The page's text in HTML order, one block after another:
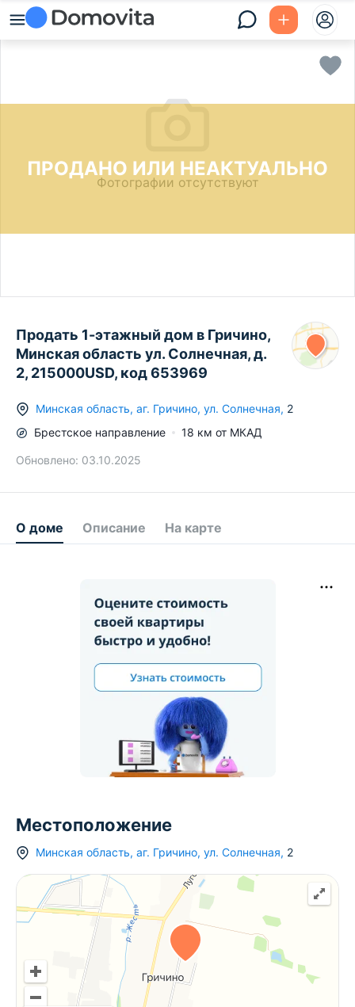
ПРОДАНО ИЛИ НЕАКТУАЛЬНО
Фотографии отсутствуют
Продать 1-этажный дом в Гричино,
Минская область ул. Солнечная, д.
2, 215000USD, код 653969
Минская область, аг. Гричино, ул. Солнечная, 2
Брестское направление 18 км от МКАД
Обновлено: 03.10.2025
О доме Описание На карте
Местоположение
Минская область, аг. Гричино, ул. Солнечная, 2